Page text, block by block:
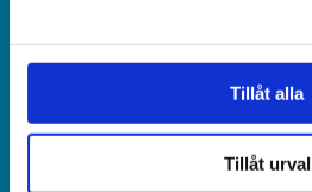
Tillåt alla
Tillåt urval
Världen idag, Box 6015
550 06 Jönköping